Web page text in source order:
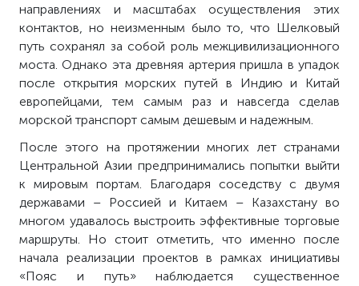
направлениях и масштабах осуществления этих
контактов, но неизменным было то, что Шелковый
путь сохранял за собой роль межцивилизационного
моста. Однако эта древняя артерия пришла в упадок
после открытия морских путей в Индию и Китай
европейцами, тем самым раз и навсегда сделав
морской транспорт самым дешевым и надежным.
После этого на протяжении многих лет странами
Центральной Азии предпринимались попытки выйти
к мировым портам. Благодаря соседству с двумя
державами – Россией и Китаем – Казахстану во
многом удавалось выстроить эффективные торговые
маршруты. Но стоит отметить, что именно после
начала реализации проектов в рамках инициативы
«Пояс и путь» наблюдается существенное